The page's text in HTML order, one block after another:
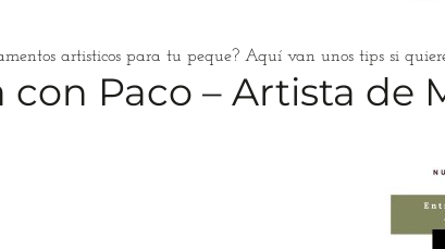
artisticos para tu peque? Aquí van unos tips si
con Paco – Artista de